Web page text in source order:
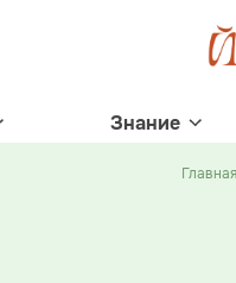
Знание
Главная